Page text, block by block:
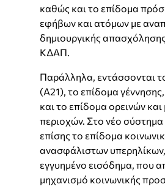
καθώς και το επίδομα
εφήβων και ατόμων με
δημιουργικής
ΚΔΑΠ.
Παράλληλα, εντάσσονται
(Α21), το επίδομα
και το επίδομα ορεινών και
περιοχών. Στο νέο σύστημα
επίσης το επίδομα
ανασφάλιστων
εγγυημένο εισόδημα, που
μηχανισμό κοινωνικής